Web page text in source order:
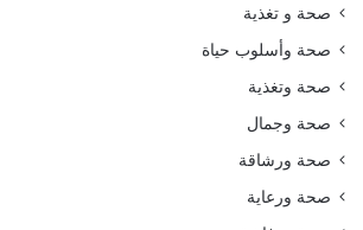
صحة و تغذية
صحة وأسلوب حياة
صحة وتغذية
صحة وجمال
صحة ورشاقة
صحة ورعاية